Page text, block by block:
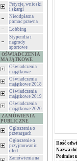
Petycje, wnioski
i skargi
Nieodpłatna
pomoc prawna
Lobbing
Stypendia i
nagrody
sportowe
OŚWIADCZENIA
MAJĄTKOWE
Oświadczenia
majątkowe
Oświadczenia
majątkowe 2018
Oświadczenia
majątkowe 2019
Oświadczenia
majątkowe 2020
ZAMÓWIENIA
PUBLICZNE
Ogłoszenia o
przetargach
Ogłoszenie o
przyjmowaniu
ofert
Zamówienia na
Ilość
Nazwa
Podmiot